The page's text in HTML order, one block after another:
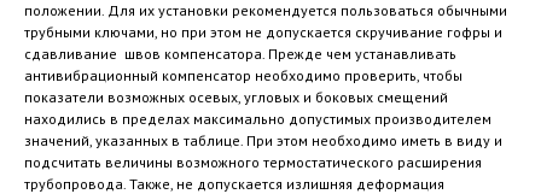
положении. Для их установки рекомендуется пользоваться обычными
трубными ключами, но при этом не допускается скручивание гофры и
сдавливание швов компенсатора. Прежде чем устанавливать
антивибрационный компенсатор необходимо проверить, чтобы
показатели возможных осевых, угловых и боковых смещений
находились в пределах максимально допустимых производителем
значений, указанных в таблице. При этом необходимо иметь в виду и
подсчитать величины возможного термостатического расширения
трубопровода. Также, не допускается излишняя деформация